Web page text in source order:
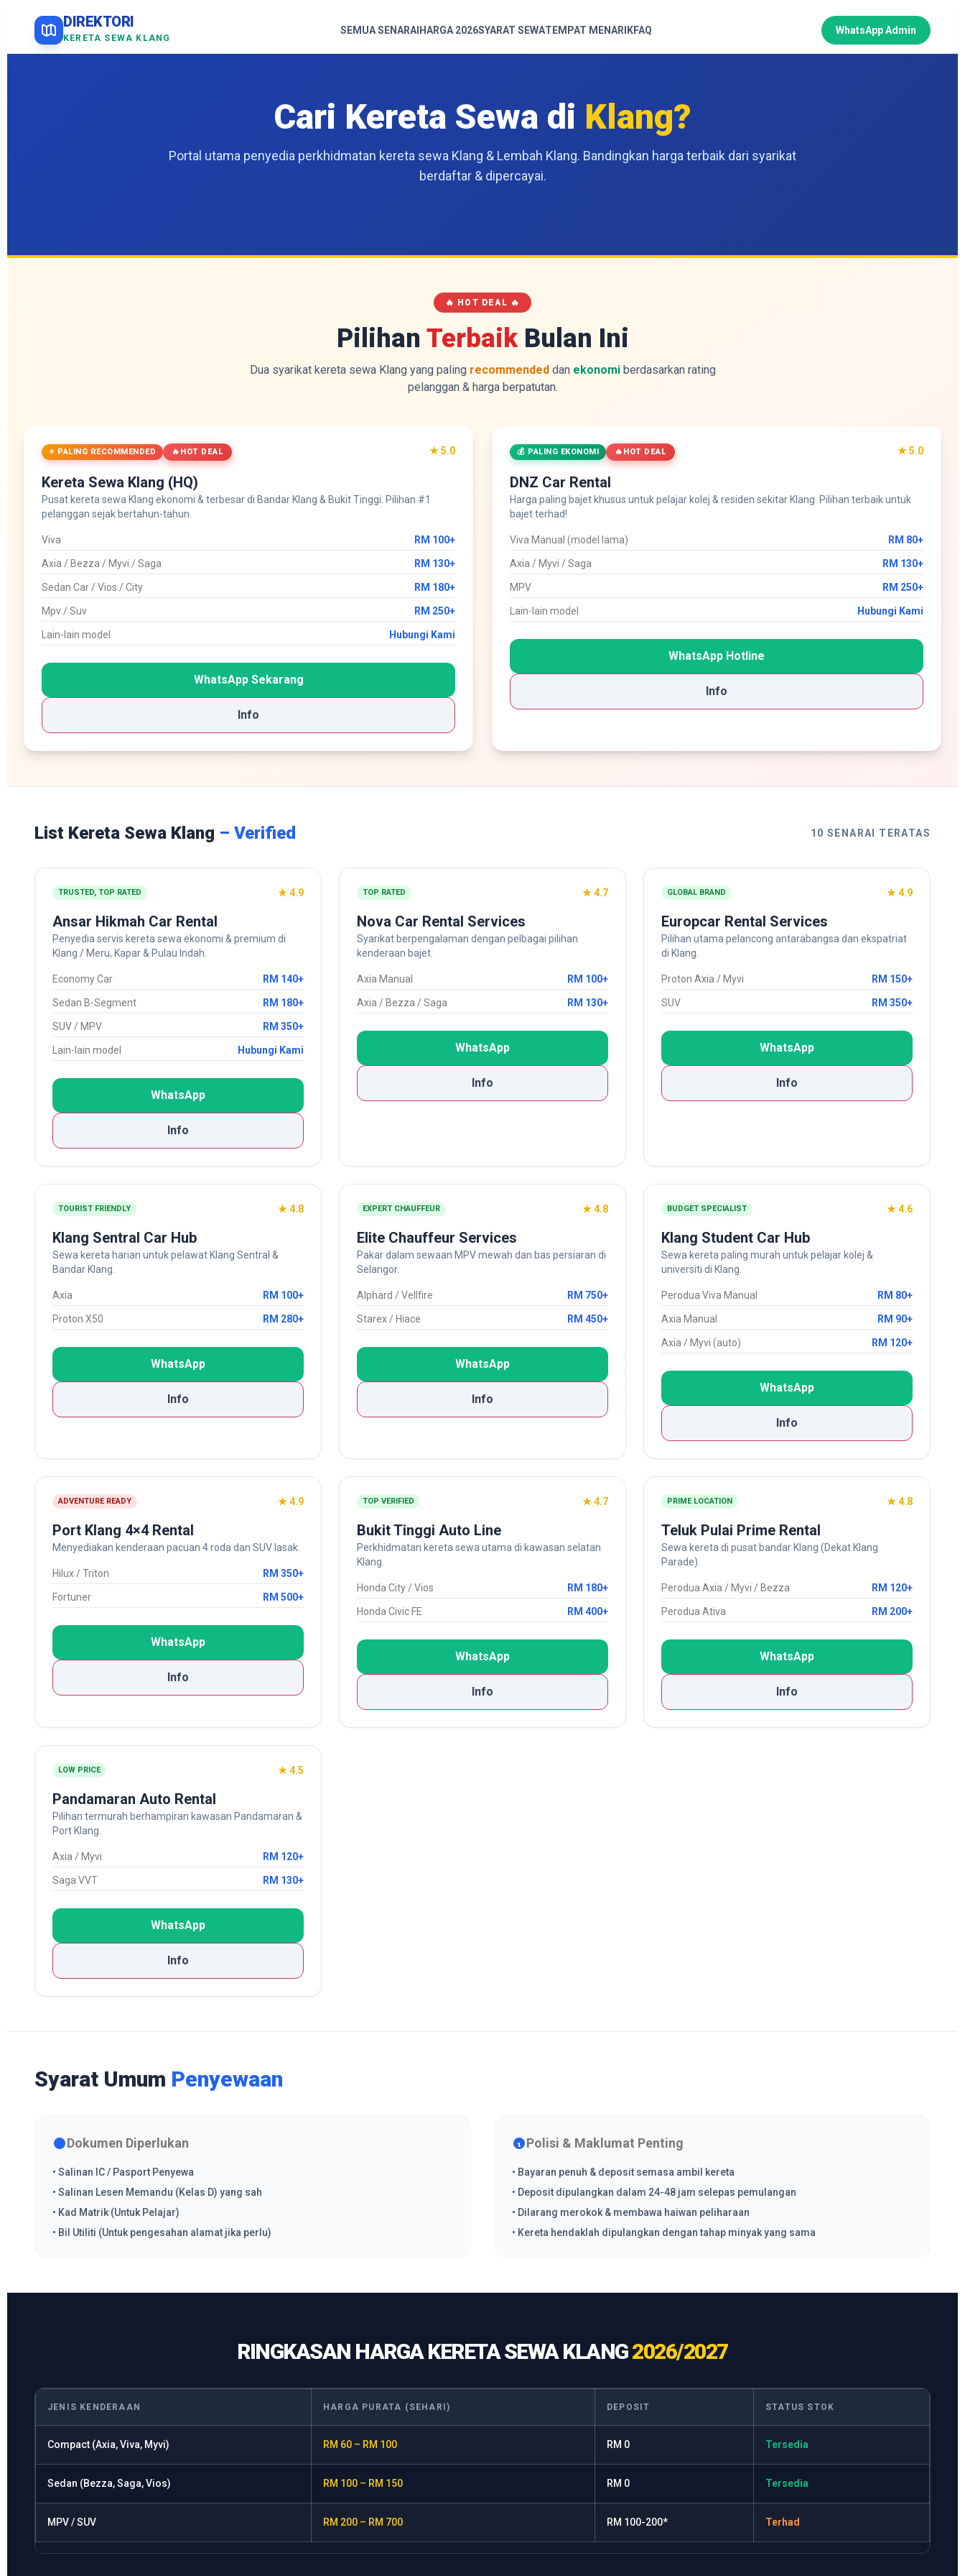
DIREKTORI
KERETA SEWA KLANG
SEMUA SENARAI HARGA 2026SYARAT SEWATEMPAT MENARIKFAQ WhatsApp Admin
Cari Kereta Sewa di Klang?
Portal utama penyedia perkhidmatan kereta sewa Klang & Lembah Klang. Bandingkan harga terbaik dari syarikat
berdaftar & dipercayai.
🔥 HOT DEAL 🔥
Pilihan TerbaikBulan Ini
Dua syarikat kereta sewa Klang yang paling recommendeddan ekonomiberdasarkan rating
pelanggan & harga berpatutan.
⭐ PALING RECOMMENDED HOT DEAL ★ 5.0
Kereta Sewa Klang (HQ)
Pusat kereta sewa Klang ekonomi & terbesar di Bandar Klang & Bukit Tinggi. Pilihan #1
pelanggan sejak bertahun-tahun.
Viva RM 100+
Axia / Bezza / Myvi / Saga RM 130+
Sedan Car / Vios / City RM 180+
Mpv / Suv RM 250+
Lain-lain model Hubungi Kami
WhatsApp Sekarang
Info
💰 PALING EKONOMI HOT DEAL ★ 5.0
DNZ Car Rental
Harga paling bajet khusus untuk pelajar kolej & residen sekitar Klang. Pilihan terbaik untuk
bajet terhad!
Viva Manual (model lama) RM 80+
Axia / Myvi / Saga RM 130+
MPV RM 250+
Lain-lain model Hubungi Kami
WhatsApp Hotline
Info
List Kereta Sewa Klang – Verified 10 SENARAI TERATAS
TRUSTED, TOP RATED ★ 4.9
Ansar Hikmah Car Rental
Penyedia servis kereta sewa ekonomi & premium di
Klang / Meru, Kapar & Pulau Indah.
Economy Car RM 140+
Sedan B-Segment RM 180+
SUV / MPV RM 350+
Lain-lain model Hubungi Kami
WhatsApp
Info
TOP RATED ★ 4.7
Nova Car Rental Services
Syarikat berpengalaman dengan pelbagai pilihan
kenderaan bajet.
Axia Manual RM 100+
Axia / Bezza / Saga RM 130+
WhatsApp
Info
GLOBAL BRAND ★ 4.9
Europcar Rental Services
Pilihan utama pelancong antarabangsa dan ekspatriat
di Klang.
Proton Axia / Myvi RM 150+
SUV RM 350+
WhatsApp
Info
TOURIST FRIENDLY ★ 4.8
Klang Sentral Car Hub
Sewa kereta harian untuk pelawat Klang Sentral &
Bandar Klang.
Axia RM 100+
Proton X50 RM 280+
WhatsApp
Info
EXPERT CHAUFFEUR ★ 4.8
Elite Chauffeur Services
Pakar dalam sewaan MPV mewah dan bas persiaran di
Selangor.
Alphard / Vellfire RM 750+
Starex / Hiace RM 450+
WhatsApp
Info
BUDGET SPECIALIST ★ 4.6
Klang Student Car Hub
Sewa kereta paling murah untuk pelajar kolej &
universiti di Klang.
Perodua Viva Manual RM 80+
Axia Manual RM 90+
Axia / Myvi (auto) RM 120+
WhatsApp
Info
ADVENTURE READY ★ 4.9
Port Klang 4×4 Rental
Menyediakan kenderaan pacuan 4 roda dan SUV lasak.
Hilux / Triton RM 350+
Fortuner RM 500+
WhatsApp
Info
TOP VERIFIED ★ 4.7
Bukit Tinggi Auto Line
Perkhidmatan kereta sewa utama di kawasan selatan
Klang.
Honda City / Vios RM 180+
Honda Civic FE RM 400+
WhatsApp
Info
PRIME LOCATION ★ 4.8
Teluk Pulai Prime Rental
Sewa kereta di pusat bandar Klang (Dekat Klang
Parade).
Perodua Axia / Myvi / Bezza RM 120+
Perodua Ativa RM 200+
WhatsApp
Info
LOW PRICE ★ 4.5
Pandamaran Auto Rental
Pilihan termurah berhampiran kawasan Pandamaran &
Port Klang.
Axia / Myvi RM 120+
Saga VVT RM 130+
WhatsApp
Info
Syarat Umum Penyewaan
Dokumen Diperlukan
• Salinan IC / Pasport Penyewa
• Salinan Lesen Memandu (Kelas D) yang sah
• Kad Matrik (Untuk Pelajar)
• Bil Utiliti (Untuk pengesahan alamat jika perlu)
Polisi & Maklumat Penting
• Bayaran penuh & deposit semasa ambil kereta
• Deposit dipulangkan dalam 24-48 jam selepas pemulangan
• Dilarang merokok & membawa haiwan peliharaan
• Kereta hendaklah dipulangkan dengan tahap minyak yang sama
RINGKASAN HARGA KERETA SEWA KLANG2026/2027
JENIS KENDERAAN HARGA PURATA (SEHARI) DEPOSIT STATUS STOK
Compact (Axia, Viva, Myvi) RM 60 – RM 100 RM 0 Tersedia
Sedan (Bezza, Saga, Vios) RM 100 – RM 150 RM 0 Tersedia
MPV / SUV RM 200 – RM 700 RM 100-200* Terhad